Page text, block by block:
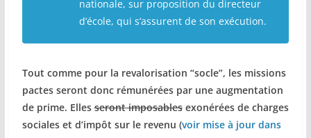
nationale, sur proposition du directeur
d’école, qui s’assurent de son exécution.
Tout comme pour la revalorisation “socle”, les missions
pactes seront donc rémunérées par une augmentation
de prime. Ellesseront imposablesexonérées de charges
sociales et d’impôt sur le revenu (voir mise à jour dans